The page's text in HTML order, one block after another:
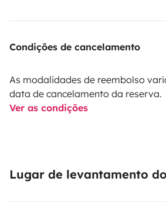
Condições de cancelamento
As modalidades de reembolso
data de cancelamento da reserva.
Ver as condições
Lugar de levantamento